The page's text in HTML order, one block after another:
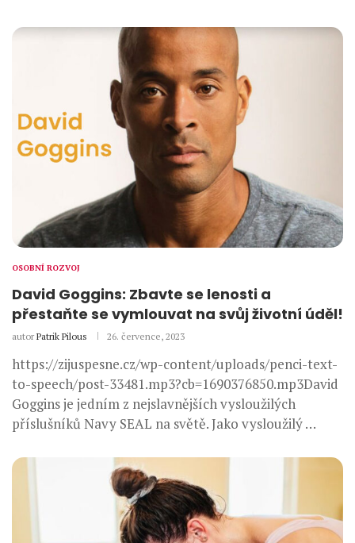
OSOBNÍ ROZVOJ
David Goggins: Zbavte se lenosti a
přestaňte se vymlouvat na svůj životní úděl!
autor Patrik Pilous 26. července, 2023
https://zijuspesne.cz/wp-content/uploads/penci-text-
to-speech/post-33481.mp3?cb=1690376850.mp3David
Goggins je jedním z nejslavnějších vysloužilých
příslušníků Navy SEAL na světě. Jako vysloužilý …